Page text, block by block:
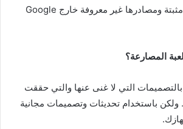
Windows فقط لأنها مثبتة ومصادرها غير معروفة خارج Google
المصارعة؟
بالتصميمات التي لا غنى عنها والتي حققت
ولكن باستخدام تحديثات وتصميمات مجانية